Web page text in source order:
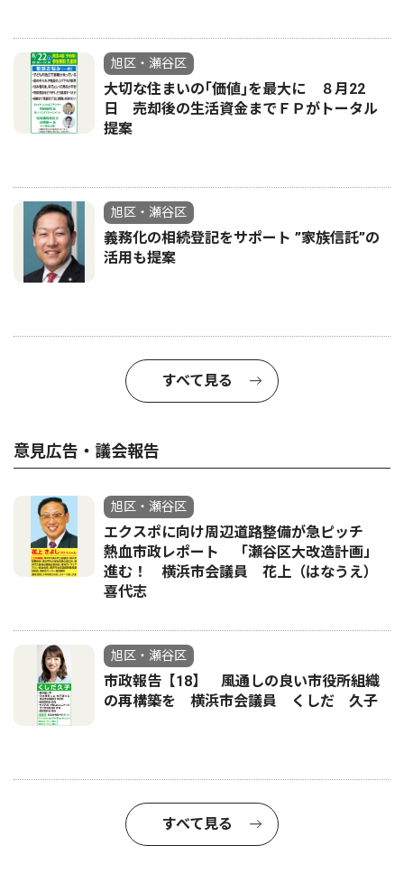
旭区・瀬谷区
大切な住まいの｢価値｣を最大に ８月22
日 売却後の生活資金までＦＰがトータル
提案
旭区・瀬谷区
義務化の相続登記をサポート ”家族信託”の
活用も提案
すべて見る
意見広告・議会報告
旭区・瀬谷区
エクスポに向け周辺道路整備が急ピッチ
熱血市政レポート 「瀬谷区大改造計画」
進む！ 横浜市会議員 花上（はなうえ）
喜代志
旭区・瀬谷区
市政報告【18】 風通しの良い市役所組織
の再構築を 横浜市会議員 くしだ 久子
すべて見る